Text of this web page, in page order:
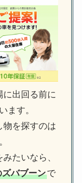
に出回る前に
ます。
物を探すのは
たいなら、
バブーンで